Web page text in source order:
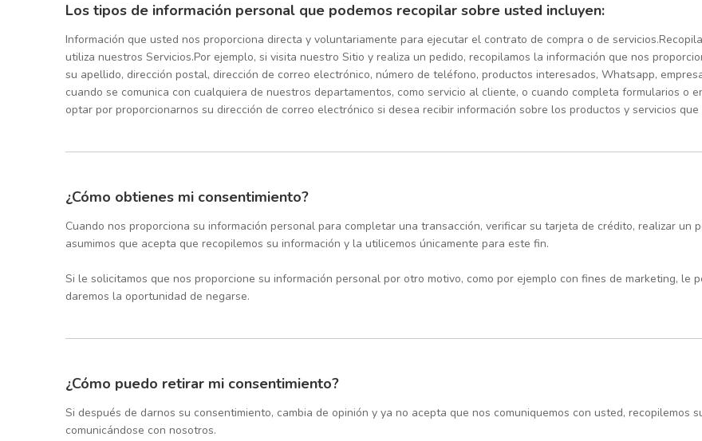
Los tipos de información personal que podemos recopilar sobre usted incluyen:
Información que usted nos proporciona directa y voluntariamente para ejecutar el contrato de compra o de
utiliza nuestros Servicios.Por ejemplo, si visita nuestro Sitio y realiza un pedido, recopilamos la información que nos
su apellido, dirección postal, dirección de correo electrónico, número de teléfono, productos interesados, Whatsapp,
cuando se comunica con cualquiera de nuestros departamentos, como servicio al cliente, o cuando completa formularios o
optar por proporcionarnos su dirección de correo electrónico si desea recibir información sobre los productos y servicios que
¿Cómo obtienes mi consentimiento?
Cuando nos proporciona su información personal para completar una transacción, verificar su tarjeta de crédito, realizar un
asumimos que acepta que recopilemos su información y la utilicemos únicamente para este fin.
Si le solicitamos que nos proporcione su información personal por otro motivo, como por ejemplo con fines de marketing, le
daremos la oportunidad de negarse.
¿Cómo puedo retirar mi consentimiento?
Si después de darnos su consentimiento, cambia de opinión y ya no acepta que nos comuniquemos con usted, recopilemos
comunicándose con nosotros.